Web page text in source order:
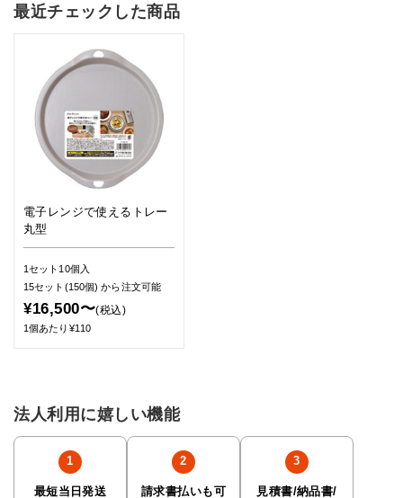
最近チェックした商品
電子レンジで使えるトレー
丸型
1セット10個入
15セット(150個)から注文可能
¥16,500〜(税込)
1個あたり¥110
法人利用に嬉しい機能
最短当日発送 請求書払いも可 見積書/納品書/